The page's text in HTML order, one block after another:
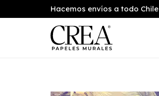
Hacemos envíos a todo Chile